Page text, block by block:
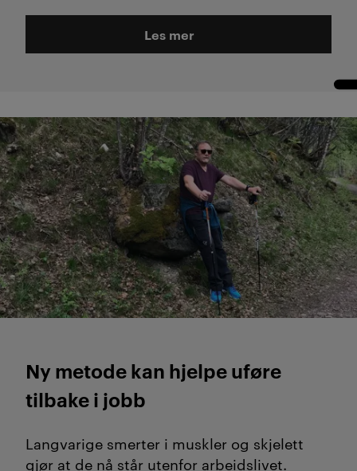
Les mer
Ny metode kan hjelpe uføre
tilbake i jobb
Langvarige smerter i muskler og skjelett
gjør at de nå står utenfor arbeidslivet.